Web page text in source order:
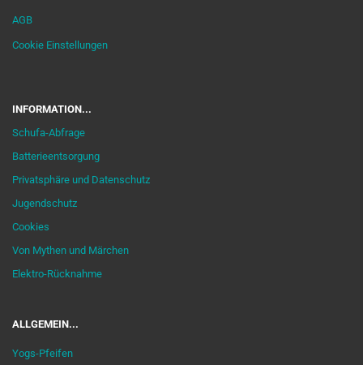
AGB
Cookie Einstellungen
INFORMATION...
Schufa-Abfrage
Batterieentsorgung
Privatsphäre und Datenschutz
Jugendschutz
Cookies
Von Mythen und Märchen
Elektro-Rücknahme
ALLGEMEIN...
Yogs-Pfeifen